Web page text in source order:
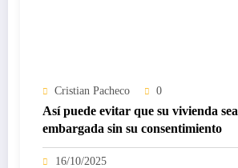
Cristian Pacheco 0
Así puede evitar que su vivienda sea
embargada sin su consentimiento
16/10/2025